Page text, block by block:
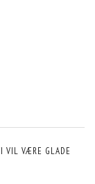
VIL VÆRE GLADE